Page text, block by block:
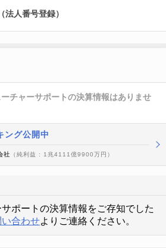
法人番号登録）
チャーサポートの決算情報はありませ
ング公開中
社 （純利益 : 1兆4111億9900万円）
ポートの決算情報をご存知でした
い合わせよりご連絡ください。